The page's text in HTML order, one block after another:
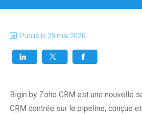
Publié le 20 mai 2020
Bigin by Zoho CRM est une nouvelle
CRM centrée sur le pipeline, conçue